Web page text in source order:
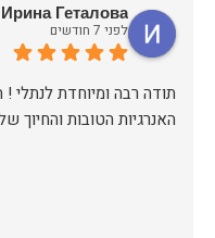
Ирина Геталова
לפני 7 חודשים
​תודה רבה ומיוחדת לנתלי
האנרגיות הטובות והחיוך